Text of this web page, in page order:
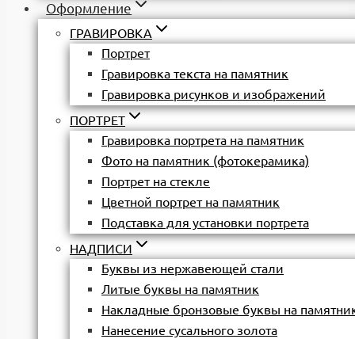
Оформление
ГРАВИРОВКА
Портрет
Гравировка текста на памятник
Гравировка рисунков и изображений
ПОРТРЕТ
Гравировка портрета на памятник
Фото на памятник (фотокерамика)
Портрет на стекле
Цветной портрет на памятник
Подставка для установки портрета
НАДПИСИ
Буквы из нержавеющей стали
Литые буквы на памятник
Накладные бронзовые буквы на
Нанесение сусального золота